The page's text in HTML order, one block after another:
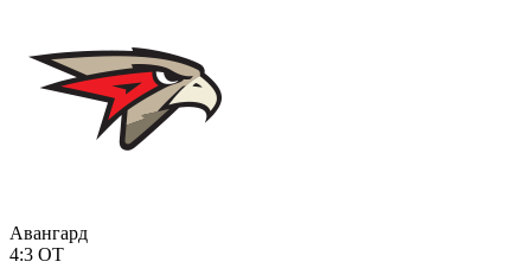
Авангард
4:3 ОТ